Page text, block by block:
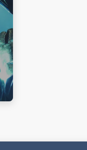
газ без цвят и
от въздуха